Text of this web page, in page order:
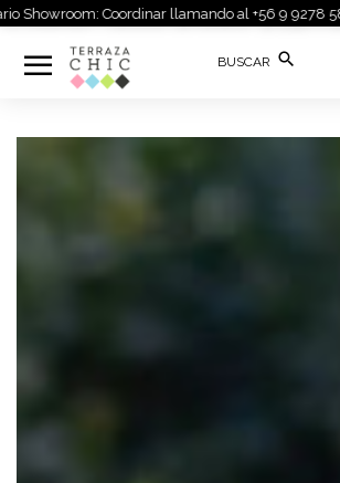
Coordinar llamando al +56 9 9278 5810